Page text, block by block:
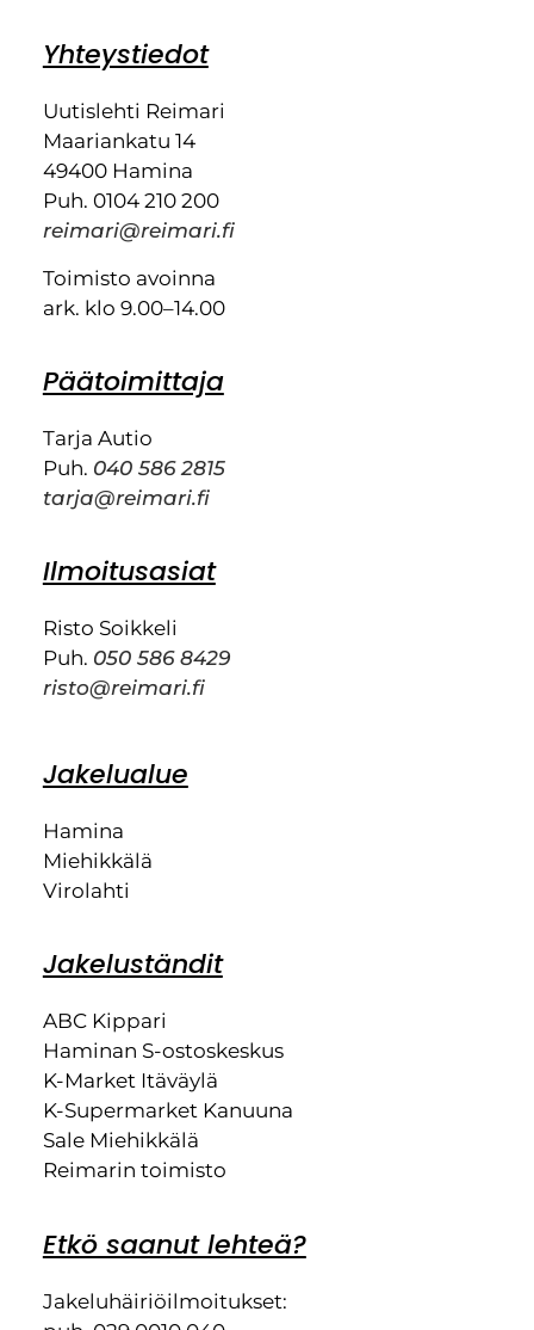
Yhteystiedot
Uutislehti Reimari
Maariankatu 14
49400 Hamina
Puh. 0104 210 200
reimari@reimari.fi
Toimisto avoinna
ark. klo 9.00–14.00
Päätoimittaja
Tarja Autio
Puh. 040 586 2815
tarja@reimari.fi
Ilmoitusasiat
Risto Soikkeli
Puh. 050 586 8429
risto@reimari.fi
Jakelualue
Hamina
Miehikkälä
Virolahti
Jakeluständit
ABC Kippari
Haminan S-ostoskeskus
K-Market Itäväylä
K-Supermarket Kanuuna
Sale Miehikkälä
Reimarin toimisto
Etkö saanut lehteä?
Jakeluhäiriöilmoitukset: